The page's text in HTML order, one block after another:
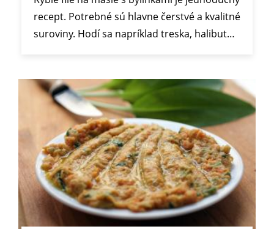
recept. Potrebné sú hlavne čerstvé a kvalitné
suroviny. Hodí sa napríklad treska, halibut…